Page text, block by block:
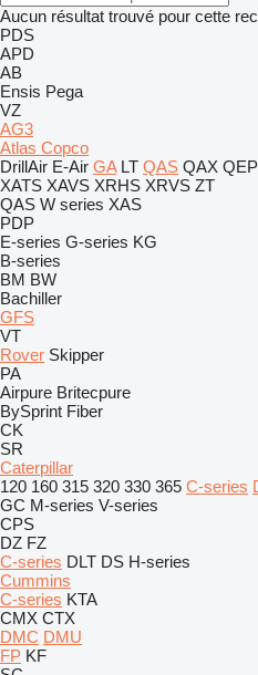
Aucun résultat trouvé pour cette
PDS
APD
AB
Ensis Pega
VZ
AG3
Atlas Copco
DrillAir E-Air GA LT QAS QAX QEP
XATS XAVS XRHS XRVS ZT
QAS W series XAS
PDP
E-series G-series KG
B-series
BM BW
Bachiller
GFS
VT
Rover Skipper
PA
Airpure Britecpure
BySprint Fiber
CK
SR
Caterpillar
120 160 315 320 330 365 C-series
GC M-series V-series
CPS
DZ FZ
C-series DLT DS H-series
Cummins
C-series KTA
CMX CTX
DMC DMU
FP KF